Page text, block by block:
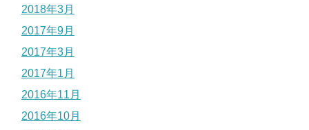
2018年3月
2017年9月
2017年3月
2017年1月
2016年11月
2016年10月